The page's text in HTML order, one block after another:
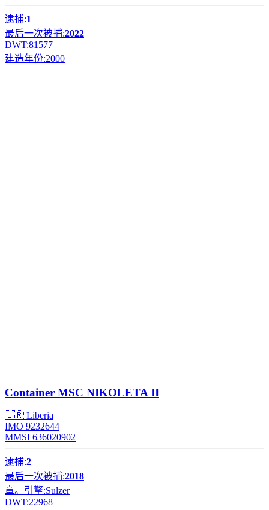
逮捕:1
最后一次被捕:2022
DWT:81577
建造年份:2000
Container MSC NIKOLETA II
🇱🇷 Liberia
IMO 9232644
MMSI 636020902
逮捕:2
最后一次被捕:2018
章。引擎:Sulzer
DWT:22968